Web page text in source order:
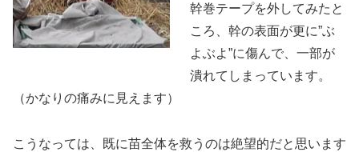
幹巻テープを外してみたと
ころ、幹の表面が更に”ぶ
よぶよ”に傷んで、一部が
潰れてしまっています。
（かなりの痛みに見えます）
こうなっては、既に苗全体を救うのは絶望的だと思います